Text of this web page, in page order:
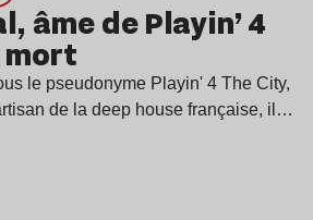
âme de Playin’ 4
mort
le pseudonyme Playin' 4 The City,
de la deep house française, il…